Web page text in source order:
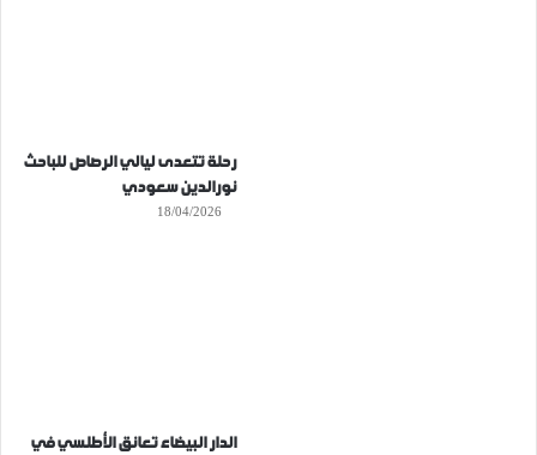
رحلة تتعدى ليالي الرصاص للباحث
نورالدين سعودي
18/04/2026
الدار البيضاء تعانق الأطلسي في